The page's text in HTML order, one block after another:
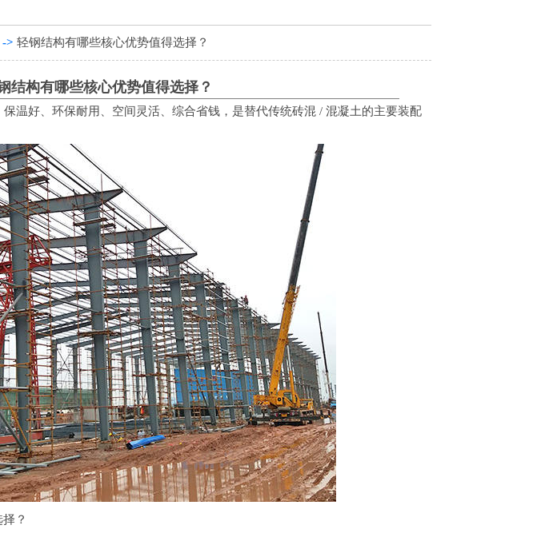
-> 轻钢结构有哪些核心优势值得选择？
结构有哪些核心优势值得选择？
温好、环保耐用、空间灵活、综合省钱，是替代传统砖混 / 混凝土的主要装配
？